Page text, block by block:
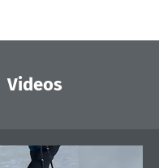
Videos